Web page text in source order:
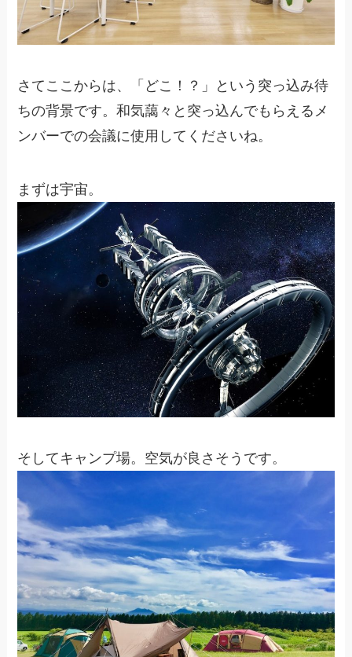
さてここからは、「どこ！？」という突っ込み待
ちの背景です。和気藹々と突っ込んでもらえるメ
ンバーでの会議に使用してくださいね。
まずは宇宙。
そしてキャンプ場。空気が良さそうです。